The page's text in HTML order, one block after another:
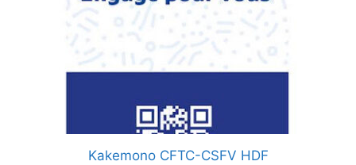
Kakemono CFTC-CSFV HDF